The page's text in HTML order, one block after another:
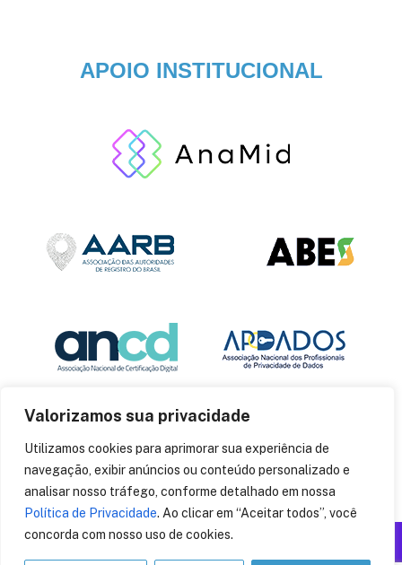
Valorizamos sua privacidade
Utilizamos cookies para aprimorar sua experiência de
navegação, exibir anúncios ou conteúdo personalizado e
analisar nosso tráfego, conforme detalhado em nossa
Política de Privacidade. Ao clicar em “Aceitar todos”, você
concorda com nosso uso de cookies.
APOIO INSTITUCIONAL